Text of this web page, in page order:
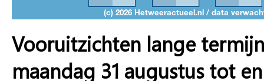
Vooruitzichten lange termijn
maandag 31 augustus tot